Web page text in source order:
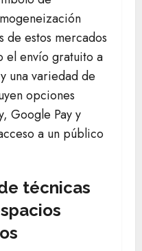
de estos mercados
el envío gratuito a
una variedad de
opciones
Google Pay y
a un público
técnicas